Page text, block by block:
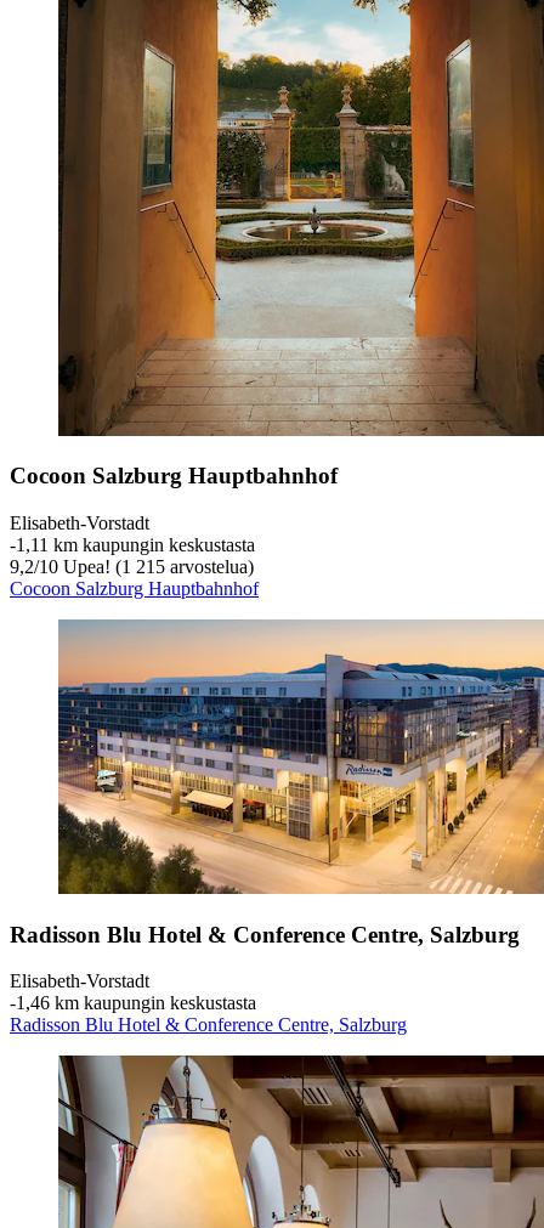
Cocoon Salzburg Hauptbahnhof
Elisabeth-Vorstadt
‐1,11 km kaupungin keskustasta
9,2/10 Upea! (1 215 arvostelua)
Cocoon Salzburg Hauptbahnhof
Radisson Blu Hotel & Conference Centre, Salzburg
Elisabeth-Vorstadt
‐1,46 km kaupungin keskustasta
Radisson Blu Hotel & Conference Centre, Salzburg